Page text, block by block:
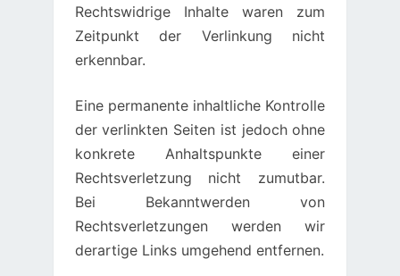
Rechtswidrige Inhalte waren zum
Zeitpunkt der Verlinkung nicht
erkennbar.
Eine permanente inhaltliche Kontrolle
der verlinkten Seiten ist jedoch ohne
konkrete Anhaltspunkte einer
Rechtsverletzung nicht zumutbar.
Bei Bekanntwerden von
Rechtsverletzungen werden wir
derartige Links umgehend entfernen.